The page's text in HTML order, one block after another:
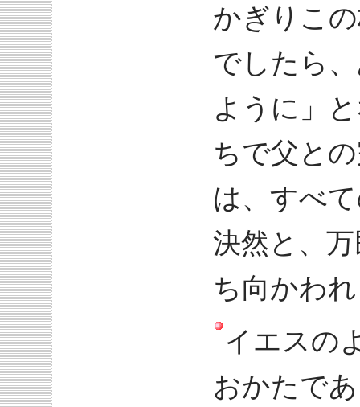
かぎりこ
でしたら
ように」
ちで父と
は、すべ
決然と、
ち向かわ
イエスの
おかたで